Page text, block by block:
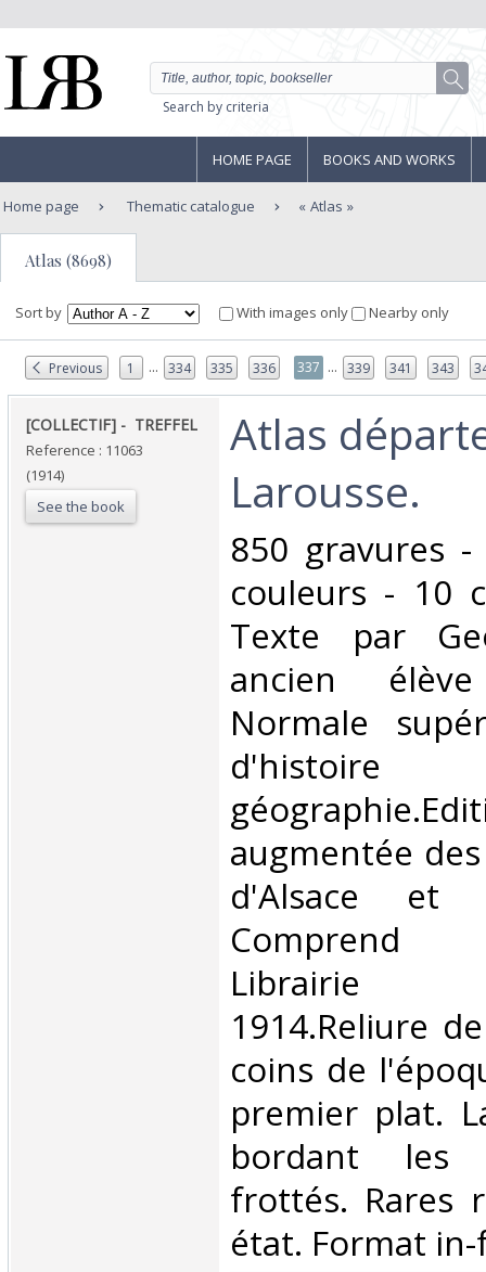
Search by criteria
HOME PAGE BOOKS AND WORKS
Home page Thematic catalogue Atlas
Atlas (8698)
Sort by With images only Nearby only
Previous 1 ... 334 335 336 337 ... 339 341 343
‎[COLLECTIF] - ‎ ‎TREFFEL‎
Reference : 11063
(1914)
See the book
‎Atlas
Larousse.‎
‎850 gravures
couleurs - 10
Texte par
ancien
Normale
augmentée
d'Alsace et
Comprend
Librairie
1914.Reliure
coins de
premier plat.
bordant les
frottés. Rares
état. Format